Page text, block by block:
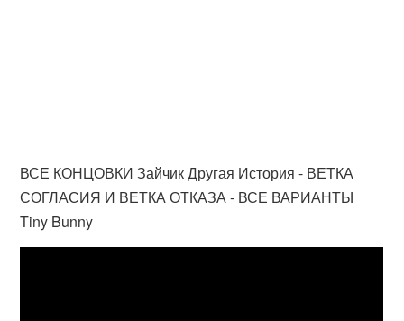
ВСЕ КОНЦОВКИ Зайчик Другая История - ВЕТКА
СОГЛАСИЯ И ВЕТКА ОТКАЗА - ВСЕ ВАРИАНТЫ
Tiny Bunny